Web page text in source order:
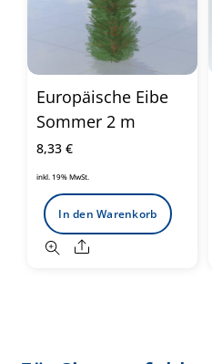
Europäische Eibe
Sommer 2 m
8,33 €
inkl. 19% MwSt.
In den Warenkorb
Share